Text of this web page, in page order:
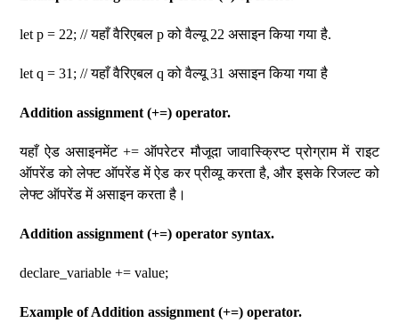
let p = 22; // यहाँ वैरिएबल p को वैल्यू 22 असाइन किया गया है.
let q = 31; // यहाँ वैरिएबल q को वैल्यू 31 असाइन किया गया है
Addition assignment (+=) operator.
यहाँ ऐड असाइनमेंट += ऑपरेटर मौजूदा जावास्क्रिप्ट प्रोग्राम में राइट
ऑपरेंड को लेफ्ट ऑपरेंड में ऐड कर प्रीव्यू करता है, और इसके रिजल्ट को
लेफ्ट ऑपरेंड में असाइन करता है।
Addition assignment (+=) operator syntax.
declare_variable += value;
Example of Addition assignment (+=) operator.